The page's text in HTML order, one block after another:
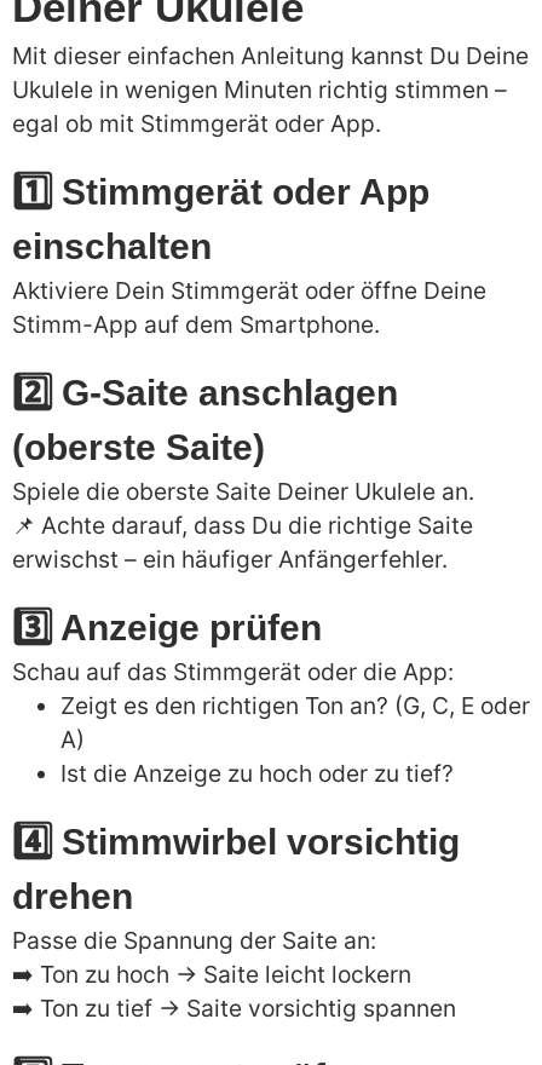
Mit dieser einfachen Anleitung kannst Du Deine
Ukulele in wenigen Minuten richtig stimmen –
egal ob mit Stimmgerät oder App.
1️⃣ Stimmgerät oder App
einschalten
Aktiviere Dein Stimmgerät oder öffne Deine
Stimm-App auf dem Smartphone.
2️⃣ G-Saite anschlagen
(oberste Saite)
Spiele die oberste Saite Deiner Ukulele an.
📌 Achte darauf, dass Du die richtige Saite
erwischst – ein häufiger Anfängerfehler.
3️⃣ Anzeige prüfen
Schau auf das Stimmgerät oder die App:
Zeigt es den richtigen Ton an? (G, C, E oder
A)
Ist die Anzeige zu hoch oder zu tief?
4️⃣ Stimmwirbel vorsichtig
drehen
Passe die Spannung der Saite an:
➡️ Ton zu hoch → Saite leicht lockern
➡️ Ton zu tief → Saite vorsichtig spannen